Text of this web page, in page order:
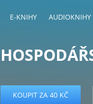
E-KNIHY AUDIOKNIHY
KOUPIT ZA 40 KČ